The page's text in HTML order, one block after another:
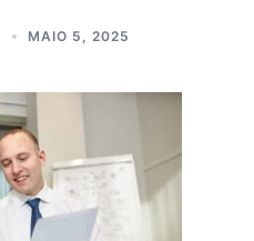
MAIO 5, 2025